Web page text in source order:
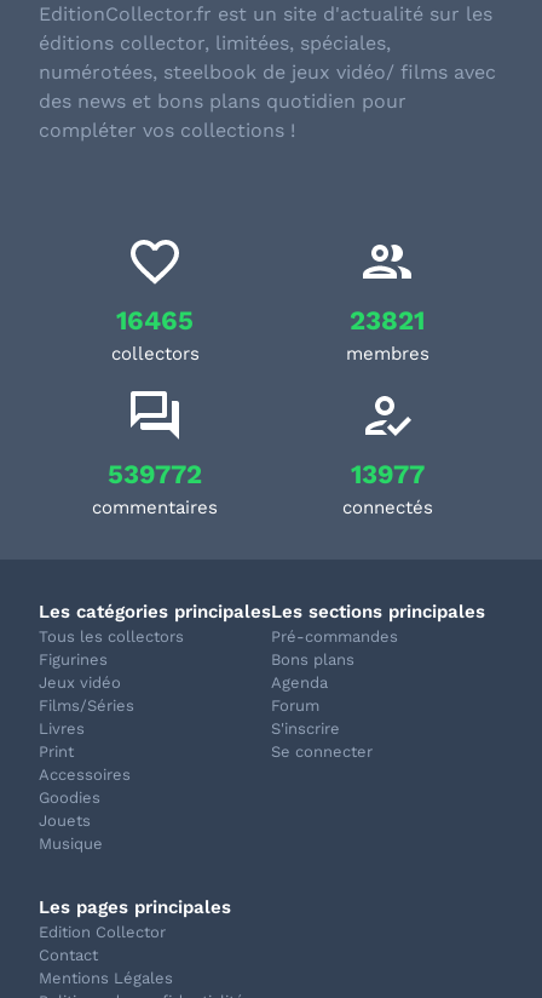
EditionCollector.fr est un site d'actualité sur les
éditions collector, limitées, spéciales,
numérotées, steelbook de jeux vidéo/ films avec
des news et bons plans quotidien pour
compléter vos collections !
16465
collectors
23821
membres
539772
commentaires
13977
connectés
Les catégories principales
Tous les collectors
Figurines
Jeux vidéo
Films/Séries
Livres
Print
Accessoires
Goodies
Jouets
Musique
Les sections principales
Pré-commandes
Bons plans
Agenda
Forum
S'inscrire
Se connecter
Les pages principales
Edition Collector
Contact
Mentions Légales